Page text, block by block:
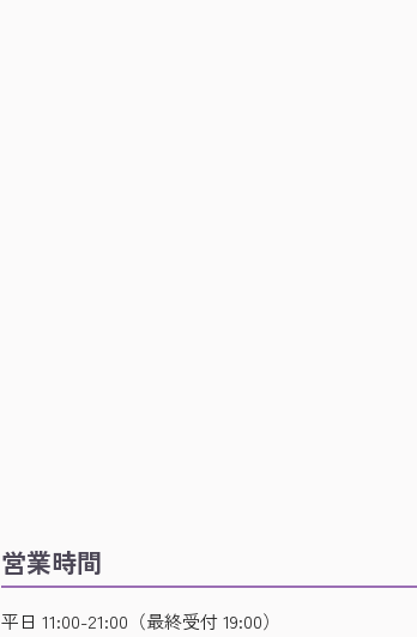
営業時間
平日 11:00-21:00（最終受付 19:00）